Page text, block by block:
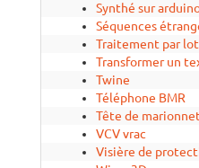
Synthé sur
Séquences
Traitement par
Transformer un
Twine
Téléphone BMR
Tête de
VCV vrac
Visière de